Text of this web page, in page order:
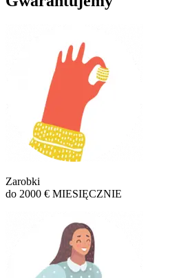
Zarobki
do 2000 € MIESIĘCZNIE